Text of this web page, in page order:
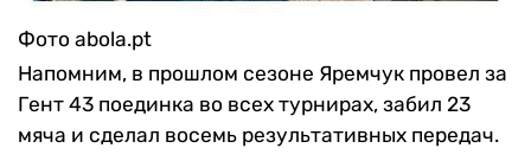
Фото abola.pt
Напомним, в прошлом сезоне Яремчук провел за
Гент 43 поединка во всех турнирах, забил 23
мяча и сделал восемь результативных передач.